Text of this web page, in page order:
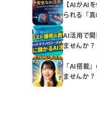
リスクと
防衛策
【AIがAI
られる「
AI活用で
ませんか？
「AI搭載
ませんか？